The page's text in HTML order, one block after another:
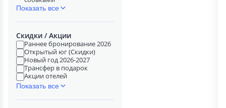
Показать все
Скидки / Акции
Раннее бронирование 2026
Открытый юг (Скидки)
Новый год 2026-2027
Трансфер в подарок
Акции отелей
Показать все